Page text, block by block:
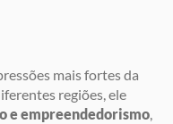
mais fortes da
regiões, ele
e empreendedorismo,